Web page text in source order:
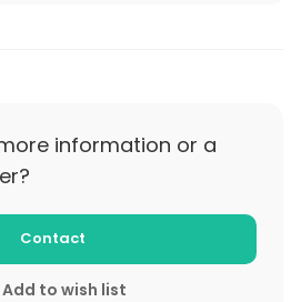
information or a
Contact
Add to wish list